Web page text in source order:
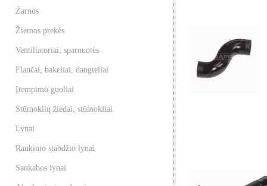
Žarnos
Žiemos prekės
Ventiliatoriai, sparnuotės
Flančai, bakeliai, dangteliai
Įtempimo guoliai
Stūmoklių žiedai, stūmokliai
Lynai
Rankinio stabdžio lynai
Sankabos lynai